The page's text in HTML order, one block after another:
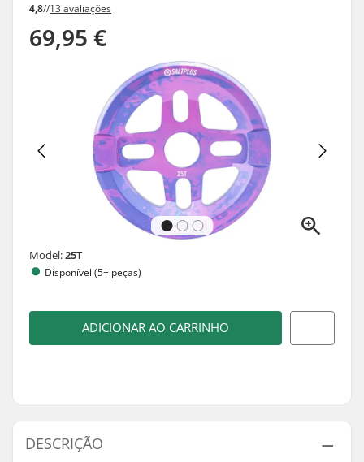
4,8//13 avaliações
69,95 €
Model:25T
Disponível (5+ peças)
ADICIONAR AO CARRINHO
DESCRIÇÃO